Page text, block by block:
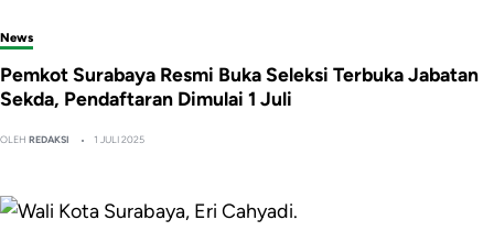
News
Pemkot Surabaya Resmi Buka Seleksi Terbuka Jabatan
Sekda, Pendaftaran Dimulai 1 Juli
OLEHREDAKSI 1 JULI 2025